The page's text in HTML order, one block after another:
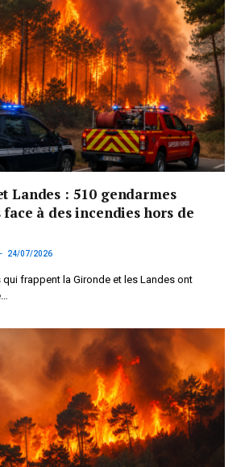
Landes : 510 gendarmes
à des incendies hors de
24/07/2026
qui frappent la Gironde et les Landes ont